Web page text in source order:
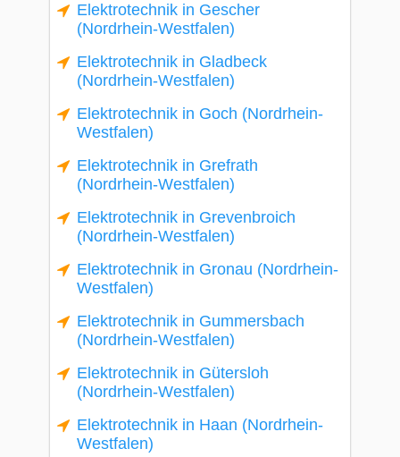
Elektrotechnik in Gescher
(Nordrhein-Westfalen)
Elektrotechnik in Gladbeck
(Nordrhein-Westfalen)
Elektrotechnik in Goch (Nordrhein-
Westfalen)
Elektrotechnik in Grefrath
(Nordrhein-Westfalen)
Elektrotechnik in Grevenbroich
(Nordrhein-Westfalen)
Elektrotechnik in Gronau (Nordrhein-
Westfalen)
Elektrotechnik in Gummersbach
(Nordrhein-Westfalen)
Elektrotechnik in Gütersloh
(Nordrhein-Westfalen)
Elektrotechnik in Haan (Nordrhein-
Westfalen)